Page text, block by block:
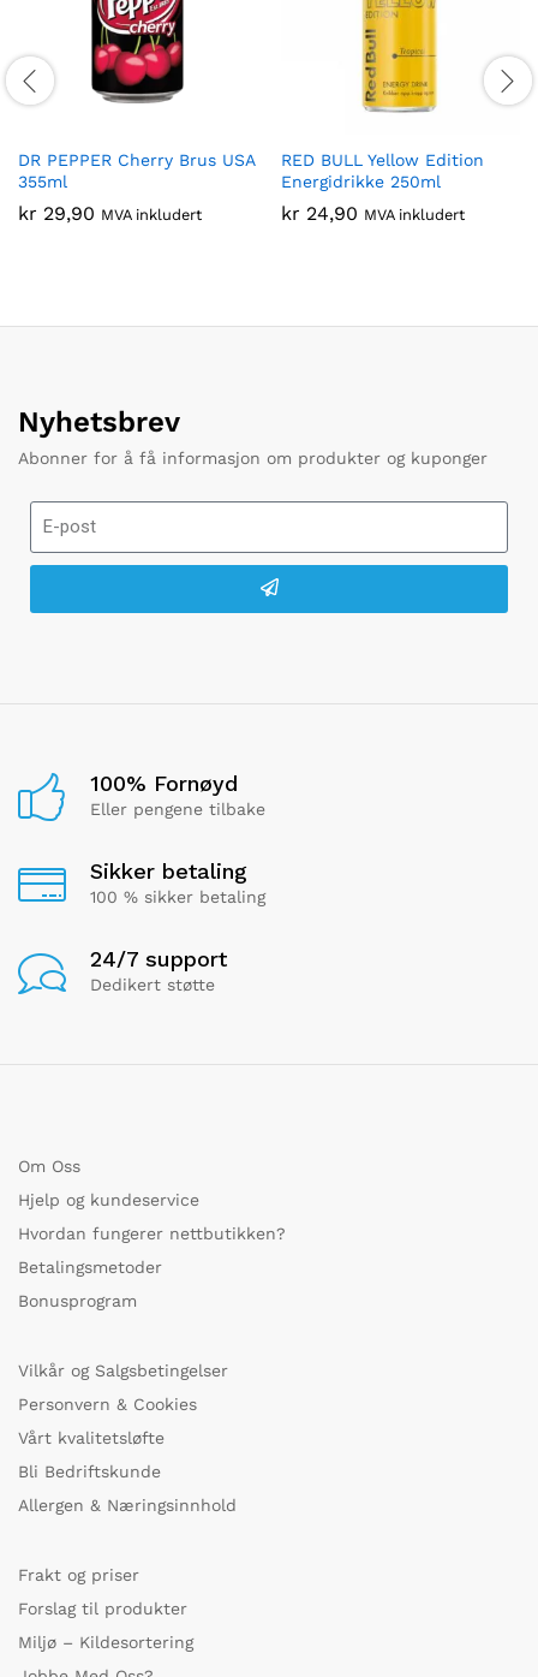
DR PEPPER Cherry Brus USA
355ml
kr 29,90 MVA inkludert
RED BULL Yellow Edition
Energidrikke 250ml
kr 24,90 MVA inkludert
Nyhetsbrev
Abonner for å få informasjon om produkter og kuponger
100% Fornøyd
Eller pengene tilbake
Sikker betaling
100 % sikker betaling
24/7 support
Dedikert støtte
Om Oss
Hjelp og kundeservice
Hvordan fungerer nettbutikken?
Betalingsmetoder
Bonusprogram
Vilkår og Salgsbetingelser
Personvern & Cookies
Vårt kvalitetsløfte
Bli Bedriftskunde
Allergen & Næringsinnhold
Frakt og priser
Forslag til produkter
Miljø – Kildesortering